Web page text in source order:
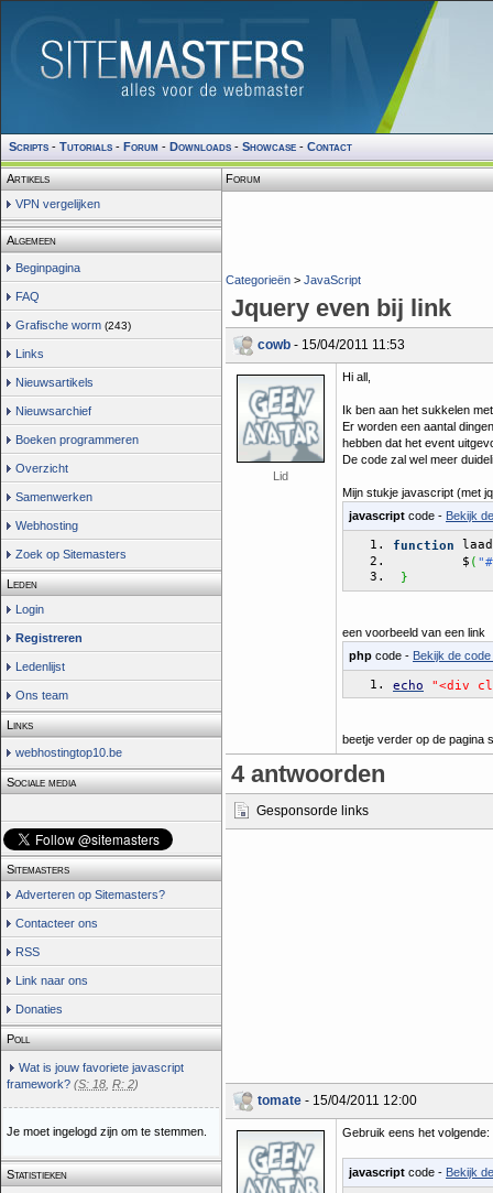
Scripts - Tutorials - Forum - Downloads - Showcase - Contact
Artikels
VPN vergelijken
Algemeen
Beginpagina
FAQ
Grafische worm (243)
Links
Nieuwsartikels
Nieuwsarchief
Boeken programmeren
Overzicht
Samenwerken
Webhosting
Zoek op Sitemasters
Leden
Login
Registreren
Ledenlijst
Ons team
Links
webhostingtop10.be
Sociale media
Sitemasters
Adverteren op Sitemasters?
Contacteer ons
RSS
Link naar ons
Donaties
Poll
Wat is jouw favoriete javascript
framework? (S: 18 R: 2)
Je moet ingelogd zijn om te stemmen.
Statistieken
Forum
Categorieën > JavaScript
Jquery even bij link
cowb - 15/04/2011 11:53
Lid
Hi all,
Ik ben aan het sukkelen
Er worden een aantal
hebben dat het event
De code zal wel meer
Mijn stukje javascript (met
javascript code - Bekijk
function
	 $
(
}
een voorbeeld van een link
php code - Bekijk de
echo "<div
beetje verder op de pagina
4 antwoorden
Gesponsorde links
tomate - 15/04/2011 12:00
Gebruik eens het volgende:
javascript code - Bekijk